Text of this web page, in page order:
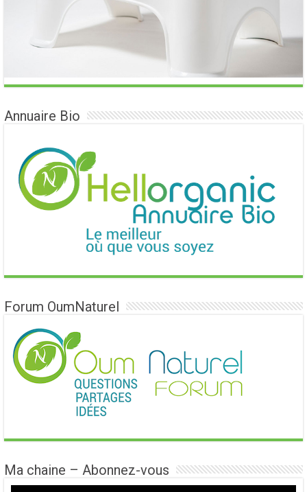
Annuaire Bio
Forum OumNaturel
Ma chaine – Abonnez-vous